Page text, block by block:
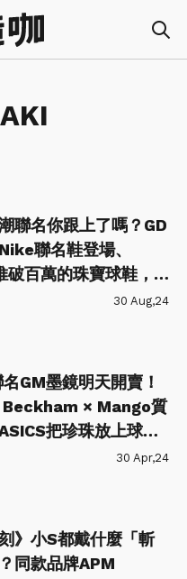
聯名你跟上了嗎？GD
聯名鞋登場、
破百萬的珠寶球鞋，
愛的小白鞋都推聯名
30 Aug,24
GM墨鏡明天開賣！
× Mango質
把珍珠放上球
30 Apr,24
刻》小S都戴什麼「斬
同款品牌APM